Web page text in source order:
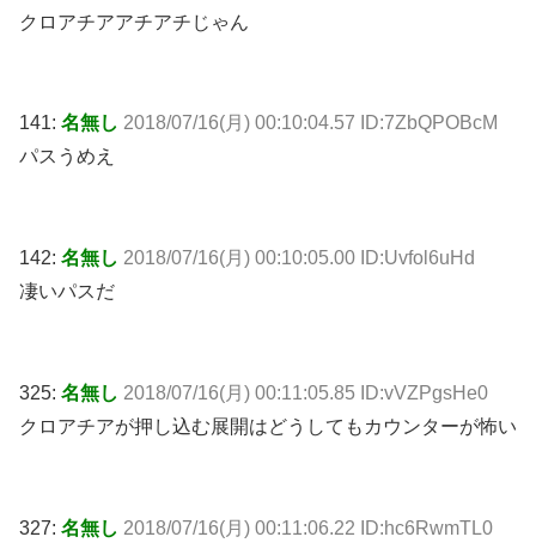
クロアチアアチアチじゃん
141: 名無し 2018/07/16(月) 00:10:04.57 ID:7ZbQPOBcM
パスうめえ
142: 名無し 2018/07/16(月) 00:10:05.00 ID:Uvfol6uHd
凄いパスだ
325: 名無し 2018/07/16(月) 00:11:05.85 ID:vVZPgsHe0
クロアチアが押し込む展開はどうしてもカウンターが怖い
327: 名無し 2018/07/16(月) 00:11:06.22 ID:hc6RwmTL0